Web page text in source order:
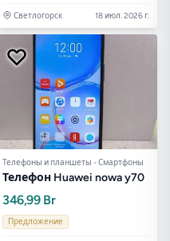
Светлогорск 18 июл. 2026 г.
Телефоны и планшеты - Смартфоны
Телефон Huawei nowa y70
346,99 Br
Предложение